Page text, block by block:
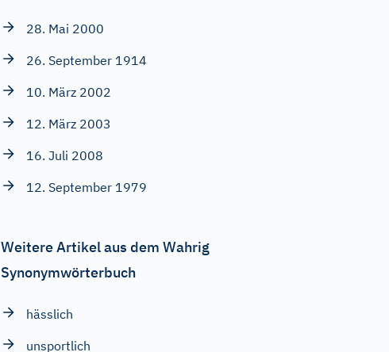
28. Mai 2000
26. September 1914
10. März 2002
12. März 2003
16. Juli 2008
12. September 1979
Weitere Artikel aus dem Wahrig
Synonymwörterbuch
hässlich
unsportlich